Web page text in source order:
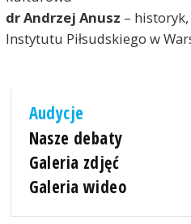
dr Andrzej Anusz –
Instytutu Piłsudskiego w
Audycje
Nasze debaty
Galeria zdjęć
Galeria wideo